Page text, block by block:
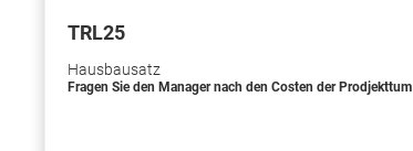
TRL25
Hausbausatz
Fragen Sie den Manager nach den Costen der Prodjekttum